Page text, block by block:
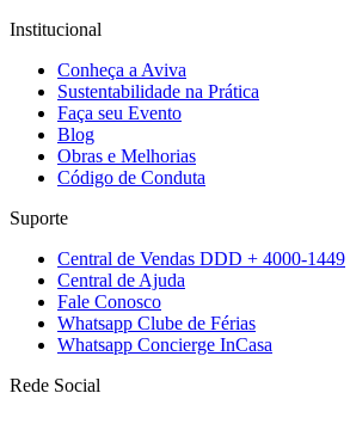
Institucional
Conheça a Aviva
Sustentabilidade na Prática
Faça seu Evento
Blog
Obras e Melhorias
Código de Conduta
Suporte
Central de Vendas DDD + 4000-1449
Central de Ajuda
Fale Conosco
Whatsapp Clube de Férias
Whatsapp Concierge InCasa
Rede Social